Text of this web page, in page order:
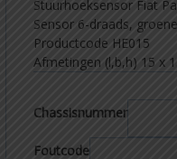
Stuurhoeksensor Fiat
Sensor 6-draads,
Productcode HE015
Afmetingen (l,b,h) 15 x
Chassisnummer
Foutcode